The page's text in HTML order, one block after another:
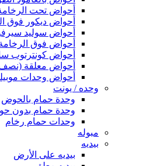
أحواض تحت
أحواض ديكور فوق
أحواض سوليد
أحواض فوق
أحواض كونترتوب
أحواض معلقة
أحواض وحدات
وحده / يونت
وحدة حمام بالحوض
وحدة حمام بدون
وحدات حمام رخام
مبوله
بيديه
بيديه على الأرض